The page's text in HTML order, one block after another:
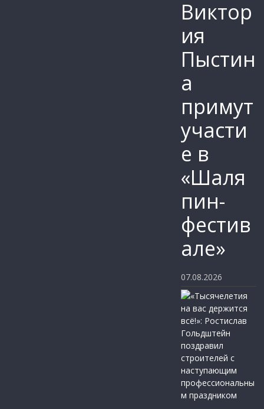
Виктор
ия
Пыстин
а
примут
участи
е в
«Шаля
пин-
фестив
але»
07.08.2026